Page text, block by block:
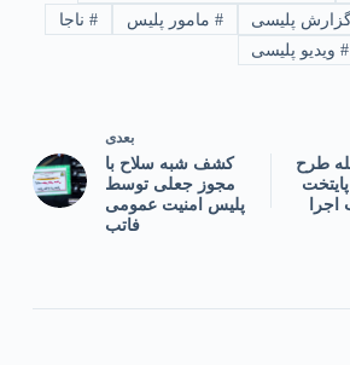
پلیسی # مامور پلیس # ناجا
#ویدیو پلیسی
طرح
بعدی
کشف شبه سلاح با
مجوز جعلی توسط
پلیس امنیت عمومی
فاتب